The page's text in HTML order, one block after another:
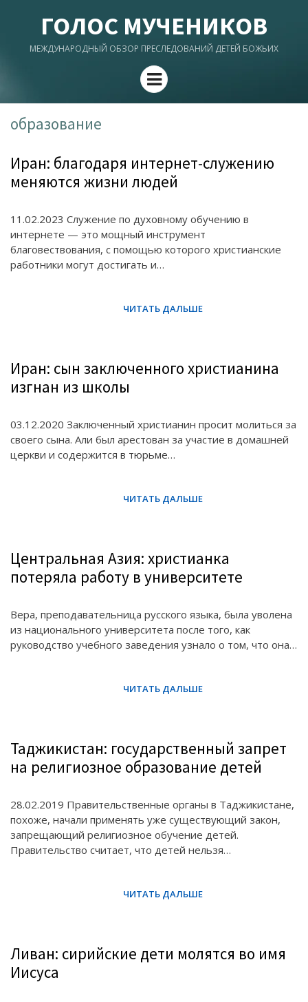
ГОЛОС МУЧЕНИКОВ
МЕЖДУНАРОДНЫЙ ОБЗОР ПРЕСЛЕДОВАНИЙ ДЕТЕЙ БОЖЬИХ
Menu
образование
Иран: благодаря интернет-служению
меняются жизни людей
11.02.2023 Служение по духовному обучению в
интернете — это мощный инструмент
благовествования, с помощью которого христианские
работники могут достигать и…
Иран: сын заключенного христианина
изгнан из школы
03.12.2020 Заключенный христианин просит молиться за
своего сына. Али был арестован за участие в домашней
церкви и содержится в тюрьме…
Центральная Азия: христианка
потеряла работу в университете
Вера, преподавательница русского языка, была уволена
из национального университета после того, как
руководство учебного заведения узнало о том, что она…
Таджикистан: государственный запрет
на религиозное образование детей
28.02.2019 Правительственные органы в Таджикистане,
похоже, начали применять уже существующий закон,
запрещающий религиозное обучение детей.
Правительство считает, что детей нельзя…
Ливан: сирийские дети молятся во имя
Иисуса